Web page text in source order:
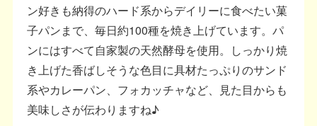
ン好きも納得のハード系からデイリーに食べたい菓
子パンまで、毎日約100種を焼き上げています。パ
ンにはすべて自家製の天然酵母を使用。しっかり焼
き上げた香ばしそうな色目に具材たっぷりのサンド
系やカレーパン、フォカッチャなど、見た目からも
美味しさが伝わりますね♪